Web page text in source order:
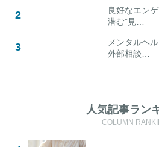
良好なエン
潜む”見…
メンタルヘ
外部相談…
人気記事ラン
COLUMN